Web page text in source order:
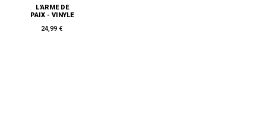
L'ARME DE
PAIX - VINYLE
24,99 €